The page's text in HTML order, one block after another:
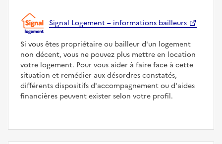
Signal Logement – informations bailleurs
Si vous êtes propriétaire ou bailleur d'un logement
non décent, vous ne pouvez plus mettre en location
votre logement. Pour vous aider à faire face à cette
situation et remédier aux désordres constatés,
différents dispositifs d'accompagnement ou d'aides
financières peuvent exister selon votre profil.